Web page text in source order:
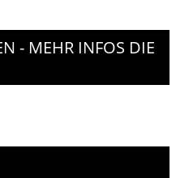
- MEHR INFOS DIE